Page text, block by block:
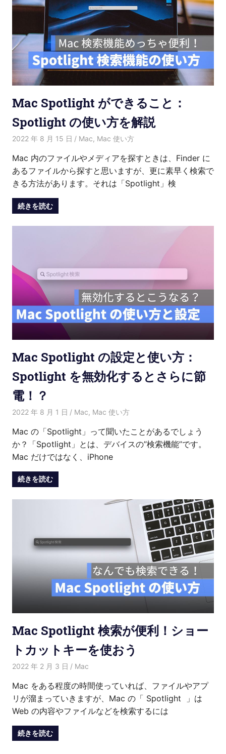
Mac Spotlight ができること：
Spotlight の使い方を解説
2022 年 8 月 15 日 Kenny
Mac, Mac 使い方
Mac 内のファイルやメディアを探すときは、Finder に
あるファイルから探すと思いますが、更に素早く検索で
きる方法があります。それは「Spotlight」検
続きを読む
Mac Spotlight の設定と使い方：
Spotlight を無効化するとさらに節
電！？
2022 年 8 月 1 日 Kenny
Mac, Mac 使い方
Mac の「Spotlight」って聞いたことがあるでしょう
か？「Spotlight」とは、デバイスの’’検索機能’’です。
Mac だけではなく、iPhone
続きを読む
Mac Spotlight 検索が便利！ショー
トカットキーを使おう
2022 年 2 月 3 日 Kenny
Mac
Mac をある程度の時間使っていれば、ファイルやアプ
リが溜まっていきますが、Mac の「 Spotlight 」は
Web の内容やファイルなどを検索するには
続きを読む